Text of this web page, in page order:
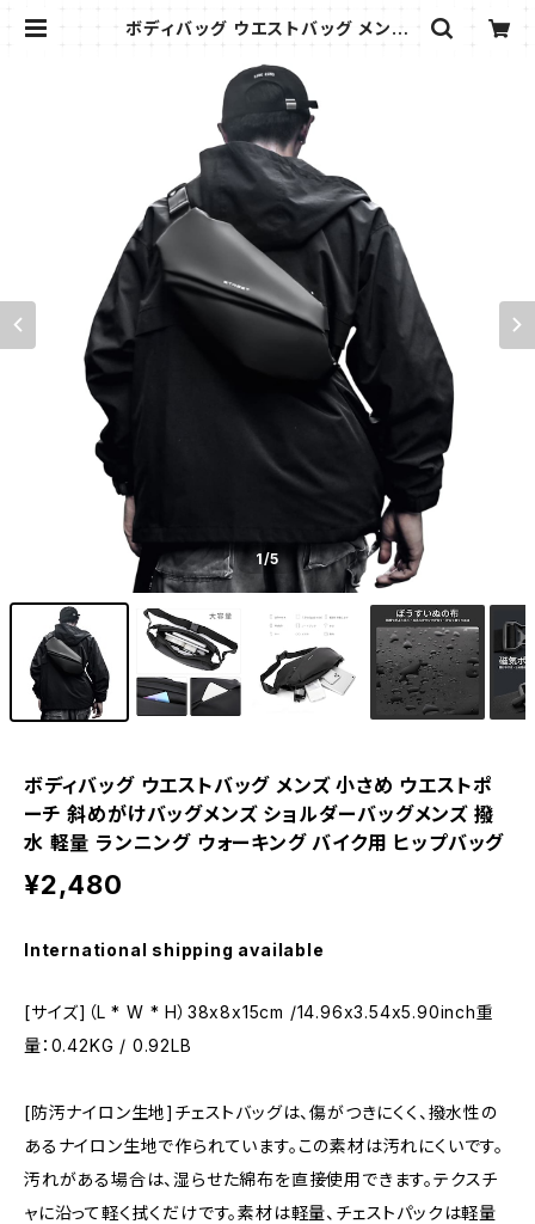
ボディバッグ ウエストバッグ メンズ
グメンズ ショルダーバッグメンズ 撥
水 軽量 ランニング ウォーキング バイ
ク用 ヒップバッグ | AMMI FASHIO
N
1/5
ボディバッグ ウエストバッグ メンズ 小さめ ウエストポ
ーチ 斜めがけバッグメンズ ショルダーバッグメンズ 撥
水 軽量 ランニング ウォーキング バイク用 ヒップバッグ
¥2,480
International shipping available
[サイズ]（L * W * H）38x8x15cm /14.96x3.54x5.90inch重
量：0.42KG / 0.92LB
[防汚ナイロン生地]チェストバッグは、傷がつきにくく、撥水性の
あるナイロン生地で作られています。この素材は汚れにくいです。
汚れがある場合は、湿らせた綿布を直接使用できます。テクスチ
ャに沿って軽く拭くだけです。素材は軽量、チェストパックは軽量